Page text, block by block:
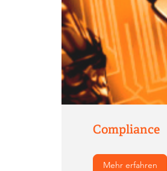
Compliance
Mehr erfahren